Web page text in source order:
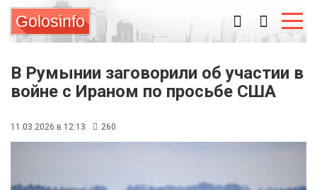
Golosinfo
В Румынии заговорили об участии в
войне с Ираном по просьбе США
11.03.2026 в 12:13 260